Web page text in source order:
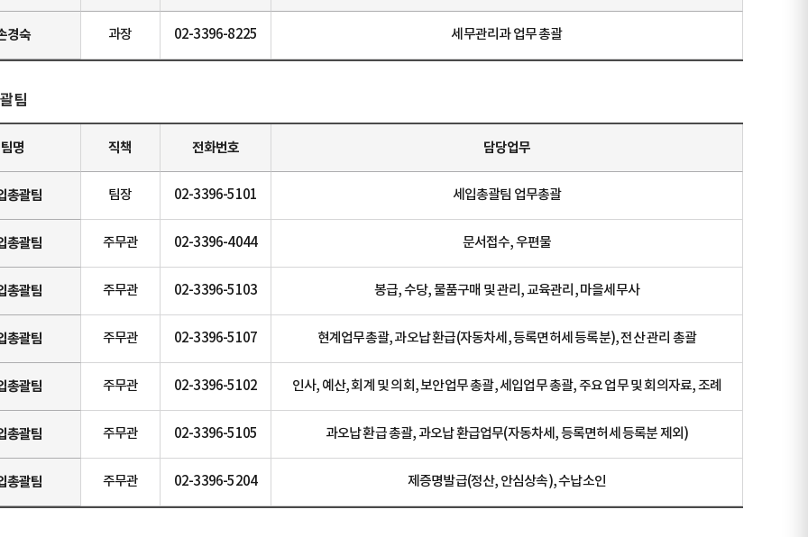
경숙 과장 02-3396-8225 세무관리과 업무 총괄
팀
팀명 직책 전화번호 담당업무
총괄팀 팀장 02-3396-5101 세입총괄팀 업무총괄
총괄팀 주무관 02-3396-4044 문서접수, 우편물
총괄팀 주무관 02-3396-5103 봉급, 수당, 물품구매 및 관리, 교육관리, 마을세무사
총괄팀 주무관 02-3396-5107 현계업무총괄, 과오납 환급(자동차세, 등록면허세 등록분), 전산 관리 총괄
총괄팀 주무관 02-3396-5102 인사, 예산, 회계 및 의회, 보안업무 총괄, 세입업무 총괄, 주요 업무 및 회의자료, 조례
총괄팀 주무관 02-3396-5105 과오납 환급 총괄, 과오납 환급업무(자동차세, 등록면허세 등록분 제외)
총괄팀 주무관 02-3396-5204 제증명발급(정산, 안심상속), 수납소인